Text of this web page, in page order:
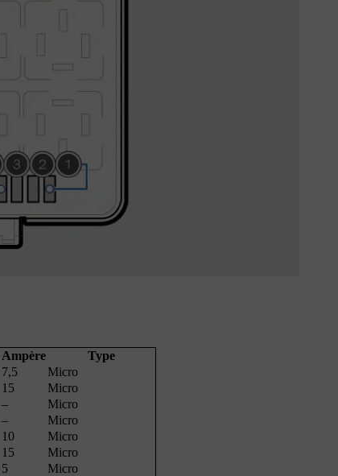
Ampère
Type
7,5
Micro
15
Micro
–
Micro
–
Micro
10
Micro
15
Micro
5
Micro